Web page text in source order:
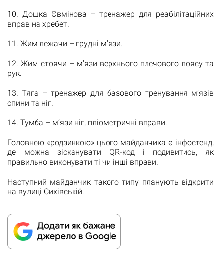
10. Дошка Євмінова – тренажер для реабілітаційних
вправ на хребет.
11. Жим лежачи – грудні м’язи.
12. Жим стоячи – м’язи верхнього плечового поясу та
рук.
13. Тяга – тренажер для базового тренування м’язів
спини та ніг.
14. Тумба – м’язи ніг, пліометричні вправи.
Головною «родзинкою» цього майданчика є інфостенд,
де можна зісканувати QR-код і подивитись, як
правильно виконувати ті чи інші вправи.
Наступний майданчик такого типу планують відкрити
на вулиці Сихівській.